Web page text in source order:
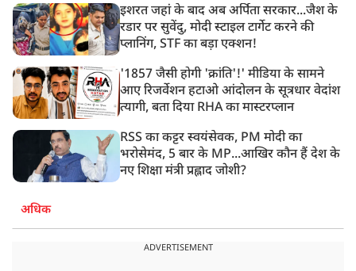
इशरत जहां के बाद अब अर्पिता सरकार...जैश के
रडार पर सुवेंदु, मोदी स्टाइल टार्गेट करने की
प्लानिंग, STF का बड़ा एक्शन!
'1857 जैसी होगी 'क्रांति'!' मीडिया के सामने
आए रिजर्वेशन हटाओ आंदोलन के सूत्रधार वेदांश
त्यागी, बता दिया RHA का मास्टरप्लान
RSS का कट्टर स्वयंसेवक, PM मोदी का
भरोसेमंद, 5 बार के MP...आखिर कौन हैं देश के
नए शिक्षा मंत्री प्रह्लाद जोशी?
अधिक
ADVERTISEMENT